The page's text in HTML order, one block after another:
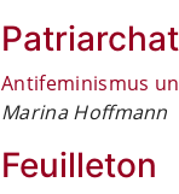
Patriarchat
Antifeminismus
Marina Hoffmann
Feuilleton